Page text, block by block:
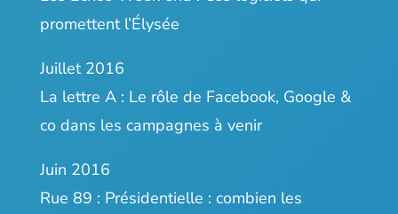
promettent l’Élysée
Juillet 2016
La lettre A : Le rôle de Facebook, Google &
co dans les campagnes à venir
Juin 2016
Rue 89 : Présidentielle : combien les